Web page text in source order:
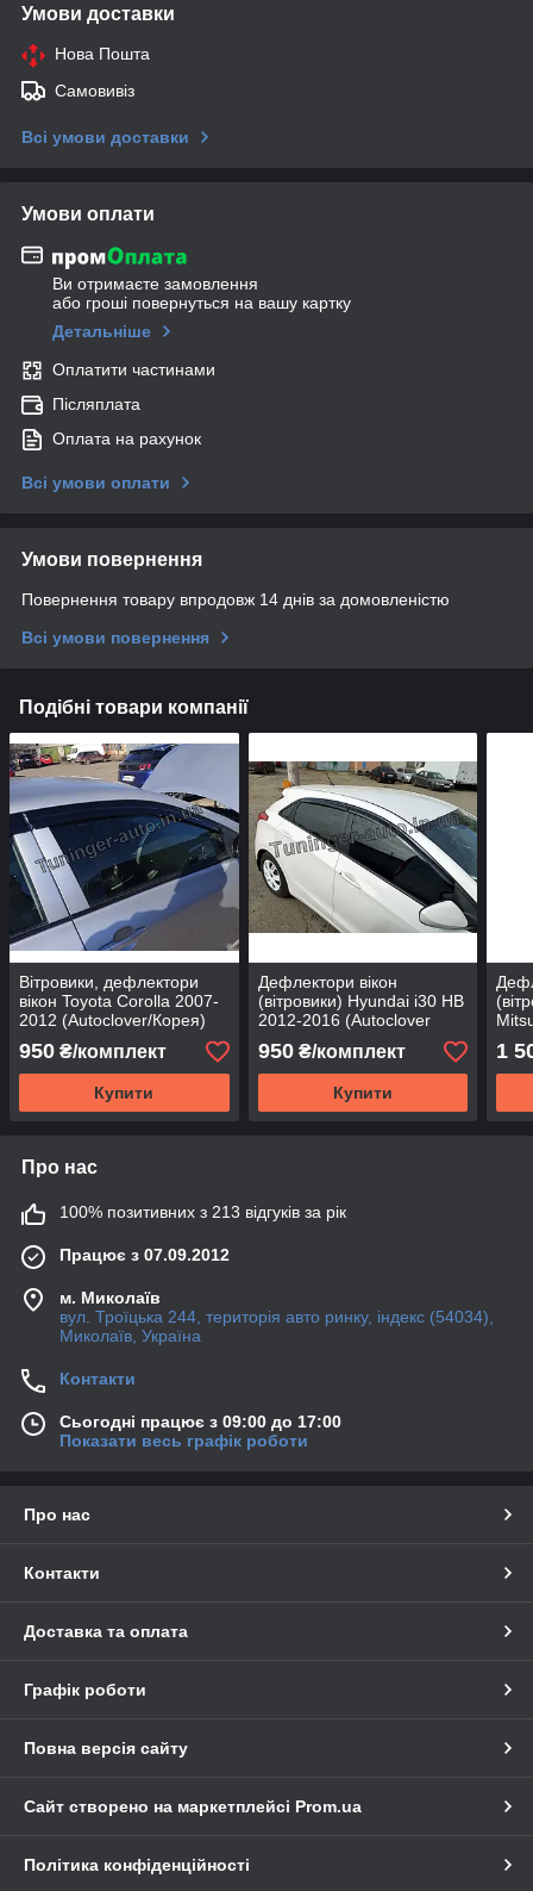
Умови доставки
Нова Пошта
Самовивіз
Всі умови доставки
Умови оплати
Ви отримаєте замовлення
або гроші повернуться на вашу картку
Детальніше
Оплатити частинами
Післяплата
Оплата на рахунок
Всі умови оплати
Умови повернення
Повернення товару впродовж 14 днів за домовленістю
Всі умови повернення
Подібні товари компанії
Вітровики, дефлектори
вікон Toyota Corolla 2007-
2012 (Autoclover/Корея)
950 ₴/комплект
Купити
Дефлектори вікон
(вітровики) Hyundai i30 HB
2012-2016 (Autoclover
A138)
950₴/комплект
Купити
1
Про нас
100% позитивних з 213 відгуків за рік
Працює з 07.09.2012
м. Миколаїв
вул. Троїцька 244, територія авто ринку, індекс (54034),
Миколаїв, Україна
Контакти
Сьогодні працює з 09:00 до 17:00
Показати весь графік роботи
Про нас
Контакти
Доставка та оплата
Графік роботи
Повна версія сайту
Сайт створено на маркетплейсі Prom.ua
Політика конфіденційності